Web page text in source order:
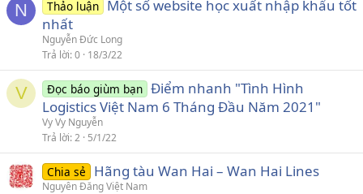
N Thảo luận Một số website học xuất nhập khẩu tốt
nhất
Nguyễn Đức Long
Trả lời 0 18/3/22
V Đọc báo giùm bạn Điểm nhanh "Tình Hình
Logistics Việt Nam 6 Tháng Đầu Năm 2021"
Vy Vy Nguyễn
Trả lời 2 5/1/22
Chia sẻ Hãng tàu Wan Hai – Wan Hai Lines
Nguyên Đăng Việt Nam